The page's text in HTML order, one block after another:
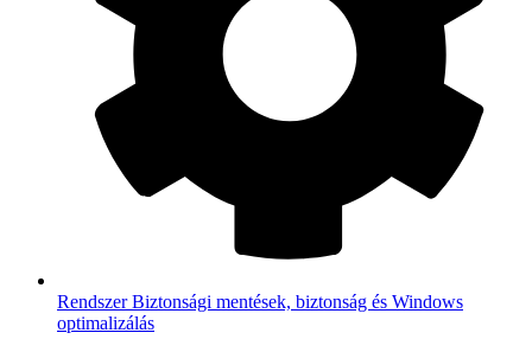
RendszerBiztonsági mentések, biztonság és Windows
optimalizálás